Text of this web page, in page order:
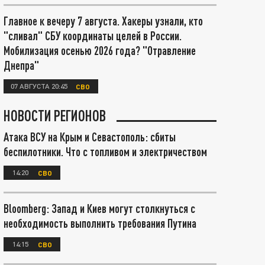
Главное к вечеру 7 августа. Хакеры узнали, кто
"сливал" СБУ координаты целей в России.
Мобилизация осенью 2026 года? "Отравление
Днепра"
07 АВГУСТА 20:45 СВО
НОВОСТИ РЕГИОНОВ
Атака ВСУ на Крым и Севастополь: сбиты
беспилотники. Что с топливом и электричеством
14:20 СВО
Bloomberg: Запад и Киев могут столкнуться с
необходимость выполнить требования Путина
14:15 СВО